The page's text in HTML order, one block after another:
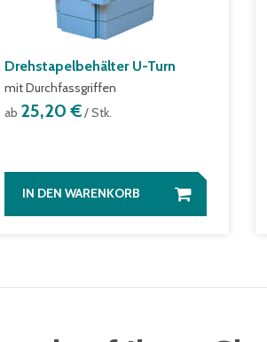
Drehstapelbehälter U-Turn
mit Durchfassgriffen
ab 25,20 €/ Stk.
IN DEN WARENKORB